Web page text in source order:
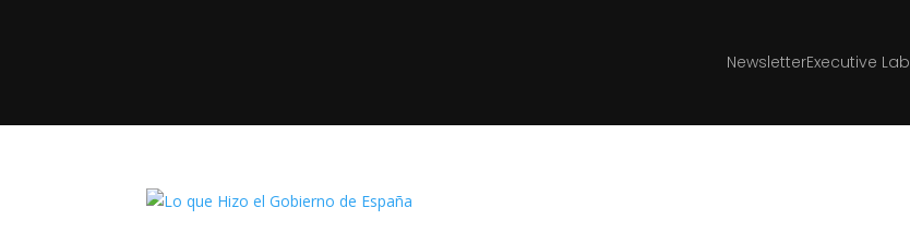
NewsletterExecutive Lab